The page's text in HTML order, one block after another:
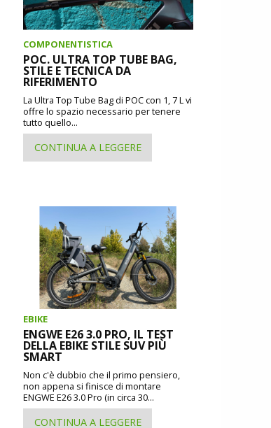
COMPONENTISTICA
POC. ULTRA TOP TUBE BAG,
STILE E TECNICA DA
RIFERIMENTO
La Ultra Top Tube Bag di POC con 1, 7 L vi
offre lo spazio necessario per tenere
tutto quello...
CONTINUA A LEGGERE
EBIKE
ENGWE E26 3.0 PRO, IL TEST
DELLA EBIKE STILE SUV PIÙ
SMART
Non c'è dubbio che il primo pensiero,
non appena si finisce di montare
ENGWE E26 3.0 Pro (in circa 30...
CONTINUA A LEGGERE